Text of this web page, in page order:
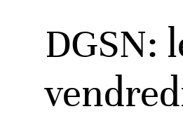
DGSN: